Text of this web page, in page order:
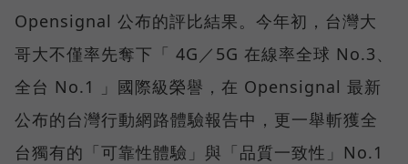
Opensignal 公布的評比結果。今年初，台灣大
哥大不僅率先奪下「 4G／5G 在線率全球 No.3、
全台 No.1 」國際級榮譽，在 Opensignal 最新
公布的台灣行動網路體驗報告中，更一舉斬獲全
台獨有的「可靠性體驗」與「品質一致性」No.1